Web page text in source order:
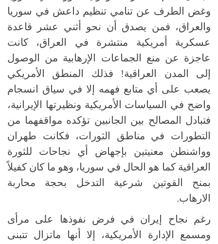
وغض الطرف عن تنامي تنظيم داعش في سوريا
والعراق، فمن يصدق أن نحو أثني عشر قاعدة
عسكرية أمريكية منتشرة في العراق، كانت
عاجزة عن منع الجماعات الإرهابية من الوصول
إلى المدن العراقية! فذلك المنطق الأمريكي
يصعب على أي متابع فهمه إلا في سياق انسجام
واضح في السياسات الأمريكية ونظيرتها الإيرانية،
فتبادل المصالح بين الجانبين تؤكده مواقفهما من
التطورات في مناطق الثورات، فكانت طهران
وواشنطن معنيتين بإجهاض أي نجاحات للثورة
العراقية كما هو الحال في سوريا، وهو ما كان كفيلاً
بمنح القوتين شرعية التدخل بحجة محاربة
الارهاب.
رغم نجاح إيران في فرض نفوذها على مرأى
ومسمع الإدارة الأمريكية، إلا أنها ماتزال تتبنى